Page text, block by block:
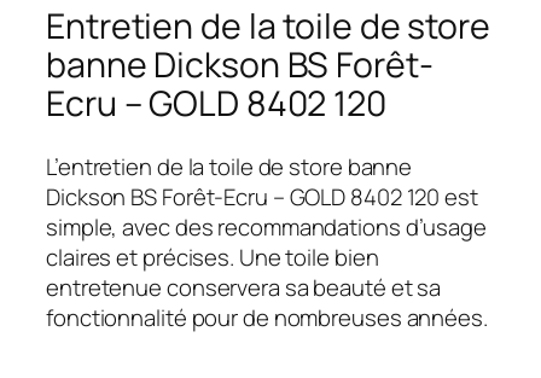
Entretien de la toile de store
banne Dickson BS Forêt-
Ecru – GOLD 8402 120
L’entretien de la toile de store banne
Dickson BS Forêt-Ecru – GOLD 8402 120 est
simple, avec des recommandations d’usage
claires et précises. Une toile bien
entretenue conservera sa beauté et sa
fonctionnalité pour de nombreuses années.